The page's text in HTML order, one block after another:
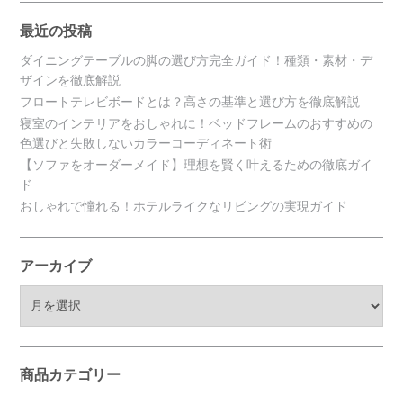
最近の投稿
ダイニングテーブルの脚の選び方完全ガイド！種類・素材・デ
ザインを徹底解説
フロートテレビボードとは？高さの基準と選び方を徹底解説
寝室のインテリアをおしゃれに！ベッドフレームのおすすめの
色選びと失敗しないカラーコーディネート術
【ソファをオーダーメイド】理想を賢く叶えるための徹底ガイ
ド
おしゃれで憧れる！ホテルライクなリビングの実現ガイド
アーカイブ
ブ
商品カテゴリー